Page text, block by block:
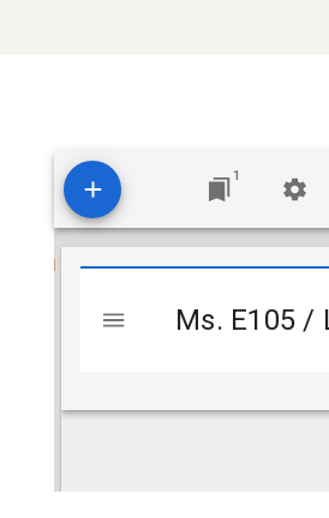
1
Mirador
Ms. E105 /
Ms. E105 /